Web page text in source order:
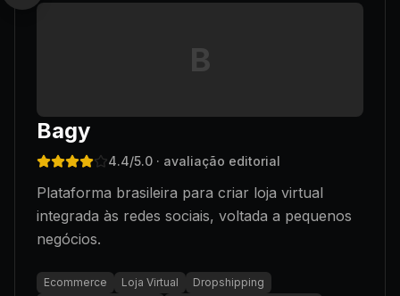
B
Bagy
4.4/5.0 · avaliação editorial
Plataforma brasileira para criar loja virtual
integrada às redes sociais, voltada a pequenos
negócios.
Ecommerce Loja Virtual
Dropshipping